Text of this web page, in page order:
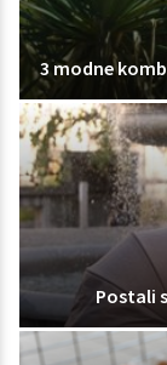
3 modne
Postali